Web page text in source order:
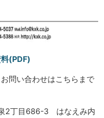
(PDF)
問い合わせはこちらまで
2丁目686-3 はなえみ内